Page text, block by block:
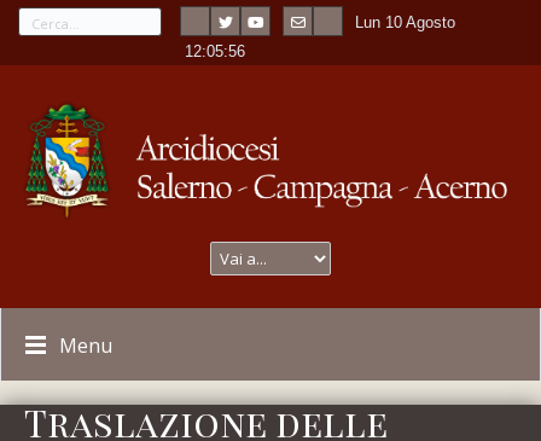
Lun 10 Agosto
12:05:56
Menu
Traslazione delle